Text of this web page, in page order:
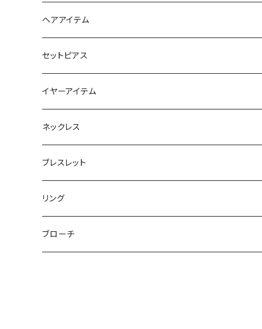
スマホリング＆グリップ
マルチショルダー
ポーチ
マチ付きポーチ
フラットポーチ
スマートキーポーチ
チャーム / カラビナ
ウォレット / 財布
トートバッグ
パスケース
ミラー
ヘアアイテム
静電気軽減ヘアブレスレット
ポニーフック
テールクラッチ
シュシュット
キープスタイラー
ヘアピン
セットピアス
イヤーアイテム
ステンレスピアス
ピアス
イヤリング
セットピアス
ネックレス
ブレスレット
リング
ブローチ